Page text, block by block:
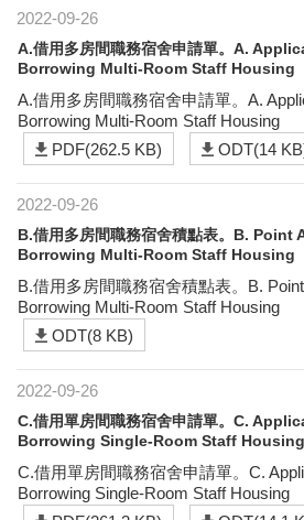
2022-09-26
A.借用多房間職務宿舍申請單。A.
Borrowing Multi-Room Staff Housing
A.借用多房間職務宿舍申請單。A.
Borrowing Multi-Room Staff Housing
PDF(262.5 KB)
ODT(14
2022-09-26
B.借用多房間職務宿舍積點表。B.
Borrowing Multi-Room Staff Housing
B.借用多房間職務宿舍積點表。B.
Borrowing Multi-Room Staff Housing
ODT(8 KB)
2022-09-26
C.借用單房間職務宿舍申請單。C.
Borrowing Single-Room Staff Housing
C.借用單房間職務宿舍申請單。C.
Borrowing Single-Room Staff Housing